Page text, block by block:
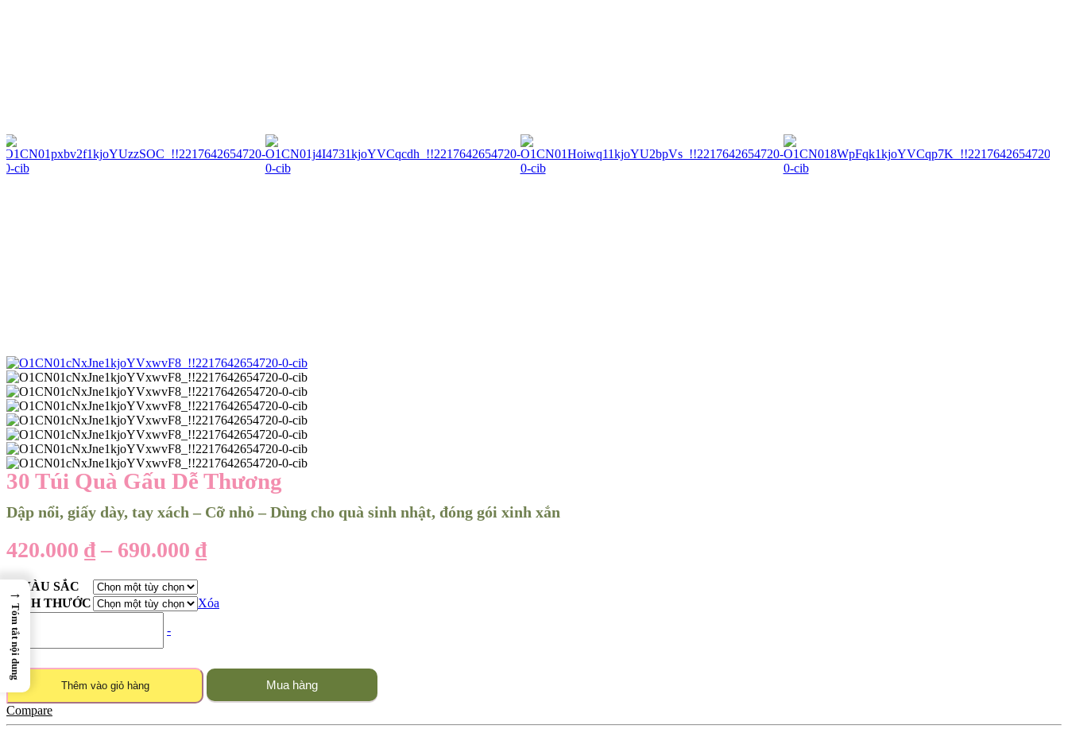
30 Túi Quà Gấu Dễ Thương
Dập nổi, giấy dày, tay xách – Cỡ nhỏ – Dùng cho quà sinh nhật, đóng gói xinh xắn
420.000 ₫ – 690.000 ₫Khoảng
từ
690.000 ₫
MÀU SẮC
KÍCH THƯỚC
Xóa
30
Túi
quà
gấu
dễ
thương
–
Dập
+ -
Thêm vào giỏ hàng
Mua hàng
Compare
→
Tóm tắt nội dung